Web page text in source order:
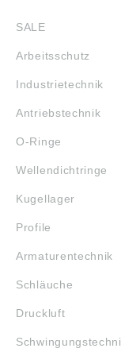
SALE
Arbeitsschutz
Industrietechnik
Antriebstechnik
O-Ringe
Wellendichtringe
Kugellager
Profile
Armaturentechnik
Schläuche
Druckluft